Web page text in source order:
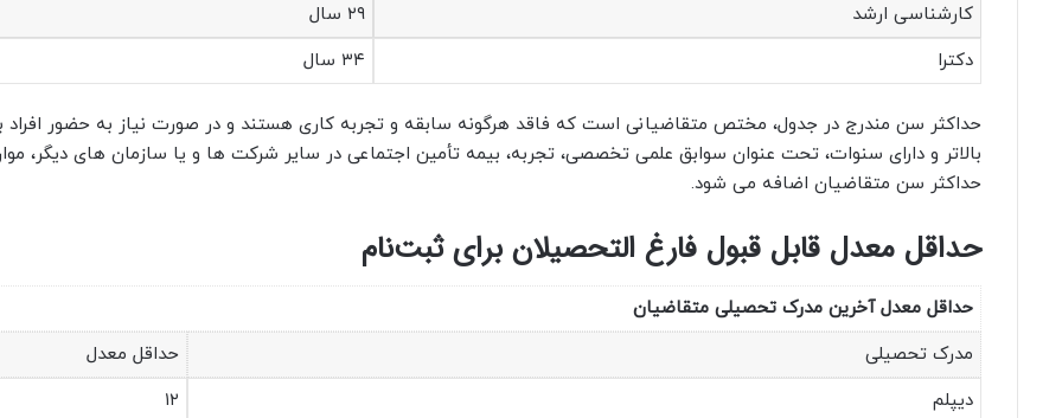
کارشناسی ارشد
۲۹ سال
دکترا
۳۴ سال
حداکثر سن مندرج در جدول، مختص متقاضیانی است که فاقد هرگونه سابقه و تجربه کاری هستند و در صورت نیاز به حضور افراد
بالاتر و دارای سنوات، تحت عنوان سوابق علمی تخصصی، تجربه، بیمه تأمین اجتماعی در سایر شرکت ها و یا سازمان های دیگر،
حداکثر سن متقاضیان اضافه می شود.
حداقل معدل قابل قبول فارغ التحصیلان برای ثبت‌نام
حداقل معدل آخرین مدرک تحصیلی متقاضیان
مدرک تحصیلی
حداقل معدل
دیپلم
۱۲